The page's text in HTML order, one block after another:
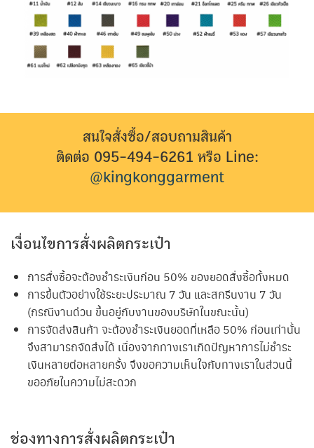
สนใจสั่งซื้อ/สอบถามสินค้า
ติดต่อ 095-494-6261 หรือ Line:
@kingkonggarment
เงื่อนไขการสั่งผลิตกระเป๋า
การสั่งซื้อจะต้องชำระเงินก่อน 50% ของยอดสั่งซื้อทั้งหมด
การขึ้นตัวอย่างใช้ระยะประมาณ 7 วัน และสกรีนงาน 7 วัน
(กรณีงานด่วน ขึ้นอยู่กับงานของบริษัทในขณะนั้น)
การจัดส่งสินค้า จะต้องชำระเงินยอดที่เหลือ 50% ก่อนเท่านั้น
จึงสามารถจัดส่งได้ เนื่องจากทางเราเกิดปัญหาการไม่ชำระ
เงินหลายต่อหลายครั้ง จึงขอความเห็นใจกับทางเราในส่วนนี้
ขออภัยในความไม่สะดวก
ช่องทางการสั่งผลิตกระเป๋า